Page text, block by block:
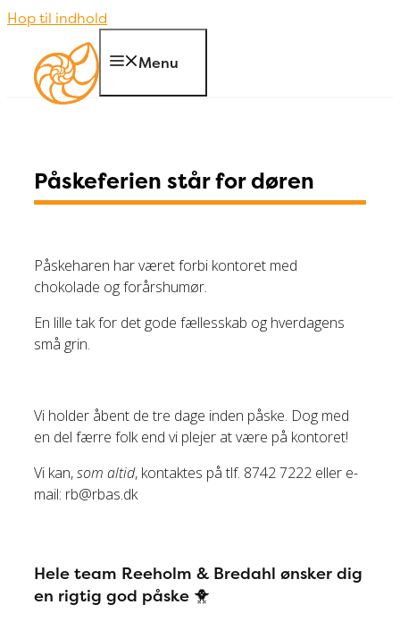
Hop til indhold
Menu
Påskeferien står for døren
Påskeharen har været forbi kontoret med
chokolade og forårshumør.
En lille tak for det gode fællesskab og hverdagens
små grin.
Vi holder åbent de tre dage inden påske. Dog med
en del færre folk end vi plejer at være på kontoret!
Vi kan,som altid, kontaktes på tlf. 8742 7222 eller e-
mail: rb@rbas.dk
Hele team Reeholm & Bredahl ønsker dig
en rigtig god påske 🐥